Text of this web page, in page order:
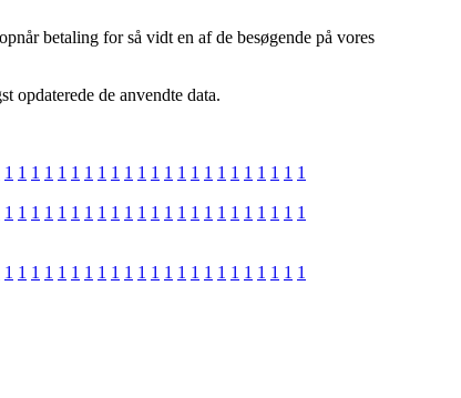
betaling for så vidt en af de besøgende på vores
opdaterede de anvendte data.
1 1 1 1 1 1 1 1 1 1 1 1 1 1 1 1 1 1 1 1 1 1 1
1 1 1 1 1 1 1 1 1 1 1 1 1 1 1 1 1 1 1 1 1 1 1
1 1 1 1 1 1 1 1 1 1 1 1 1 1 1 1 1 1 1 1 1 1 1